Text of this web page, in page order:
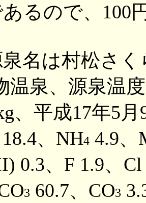
るので、100
名は村松さ
温泉、源泉温
、平成17年5
、NH4 4.9、
0.3、F 1.9、
3 60.7、CO3